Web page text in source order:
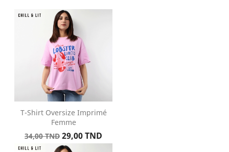
base
T-Shirt Oversize Imprimé
Femme
Prix
de
34,00 TND Prix
29,00 TND